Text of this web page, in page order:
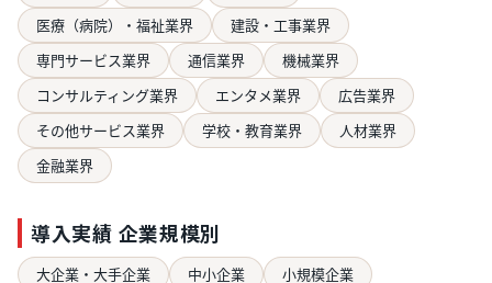
医療（病院）・福祉業界
建設・工事業界
専門サービス業界
通信業界
機械業界
コンサルティング業界
エンタメ業界
広告業界
その他サービス業界
学校・教育業界
人材業界
金融業界
導入実績 企業規模別
大企業・大手企業 中小企業 小規模企業